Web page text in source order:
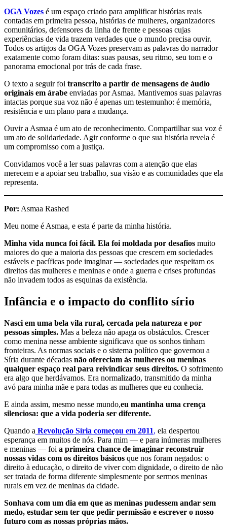
OGA Vozes é um espaço criado para amplificar histórias reais
contadas em primeira pessoa, histórias de mulheres, organizadores
comunitários, defensores da linha de frente e pessoas cujas
experiências de vida trazem verdades que o mundo precisa ouvir.
Todos os artigos da OGA Vozes preservam as palavras do narrador
exatamente como foram ditas: suas pausas, seu ritmo, seu tom e o
panorama emocional por trás de cada frase.
O texto a seguir foi transcrito a partir de mensagens de áudio
originais em árabe enviadas por Asmaa. Mantivemos suas palavras
intactas porque sua voz não é apenas um testemunho: é memória,
resistência e um plano para a mudança.
Ouvir a Asmaa é um ato de reconhecimento. Compartilhar sua voz é
um ato de solidariedade. Agir conforme o que sua história revela é
um compromisso com a justiça.
Convidamos você a ler suas palavras com a atenção que elas
merecem e a apoiar seu trabalho, sua visão e as comunidades que ela
representa.
Por: Asmaa Rashed
Meu nome é Asmaa, e esta é parte da minha história.
Minha vida nunca foi fácil. Ela foi moldada por desafios muito
maiores do que a maioria das pessoas que crescem em sociedades
estáveis e pacíficas pode imaginar — sociedades que respeitam os
direitos das mulheres e meninas e onde a guerra e crises profundas
não invadem todos as esquinas da existência.
Infância e o impacto do conflito sírio
Nasci em uma bela vila rural, cercada pela natureza e por
pessoas simples. Mas a beleza não apaga os obstáculos. Crescer
como menina nesse ambiente significava que os sonhos tinham
fronteiras. As normas sociais e o sistema político que governou a
Síria durante décadas não ofereciam às mulheres ou meninas
qualquer espaço real para reivindicar seus direitos. O sofrimento
era algo que herdávamos. Era normalizado, transmitido da minha
avó para minha mãe e para todas as mulheres que eu conhecia.
E ainda assim, mesmo nesse mundo,eu mantinha uma crença
silenciosa: que a vida poderia ser diferente.
Quando a Revolução Síria começou em 2011, ela despertou
esperança em muitos de nós. Para mim — e para inúmeras mulheres
e meninas — foi a primeira chance de imaginar reconstruir
nossas vidas com os direitos básicos que nos foram negados: o
direito à educação, o direito de viver com dignidade, o direito de não
ser tratada de forma diferente simplesmente por sermos meninas
rurais em vez de meninas da cidade.
Sonhava com um dia em que as meninas pudessem andar sem
medo, estudar sem ter que pedir permissão e escrever o nosso
futuro com as nossas próprias mãos.